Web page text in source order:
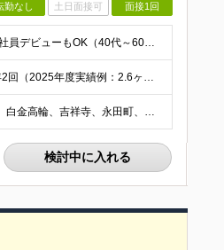
勤なし 土日面接可 面接1回
≪応募資格を満たす方全員面接≫ ★未経験・フリーターからの正社員デビューもOK（40代～60代活躍中） ★第二新卒OK 今までの経歴や転職回数は不問！ 「誠実に対応できる」「真面目にコツコツ頑張れる」
★入社祝い金10万円（規定あり）★月給30万円以上も可能/賞与年2回（2025年度実績例：2.6ヶ月分） 月給21万2250円～37万円+賞与年2回 ※経験・能力を考慮の上、当社規定により決定します
★後楽園・水道橋、新宿、池袋、上野、秋葉原、錦糸町、霞が関、白金高輪、吉祥寺、永田町、小川など複数勤務地で募集 ★東京ドームで積極採用中 東京ドームを始め、勤務地はご希望を考慮の上、決定いたします。
検討中に入れる